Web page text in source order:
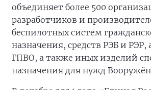
объединяет более 500
разработчиков и
беспилотных систем
назначения, средств РЭБ и
ГПВО, а также иных изделий
назначения для нужд